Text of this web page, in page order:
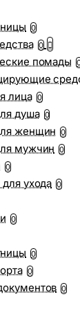
0
0
помады
лица 0
душа 0
женщин 0
мужчин 0
0
ухода 0
0
0
0
0